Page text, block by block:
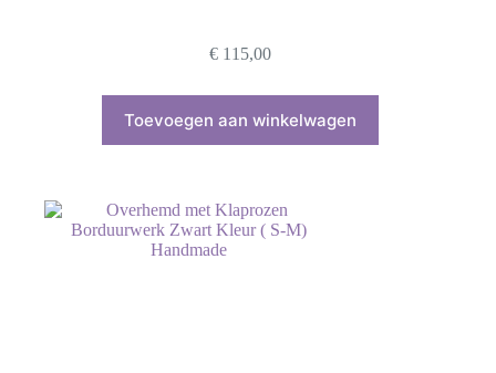
€ 115,00
Toevoegen aan winkelwagen